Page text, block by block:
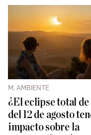
M. AMBIENTE
¿El eclipse total de
del 12 de agosto
impacto sobre la